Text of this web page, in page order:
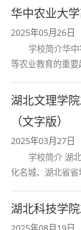
论成果，这
建设和改革
和中国人民
的信仰，来
理性，来源
生命力。将
体现出“理
把握时代，
育和最早开办中
华中农业大
2025年05月26日
学校简介华
等农业教育的重
首轮“双一流”成效
湖北文理学
（文字版）
2025年03月27日
学校简介 湖北文理学院是省属普通高等学校，位于全国历史文
化名城、湖北省
学校、全国普通
湖北科技学
2025年08月19日